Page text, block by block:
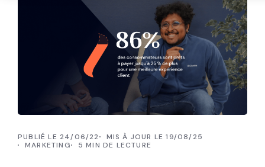
PUBLIÉ LE 24/06/22
MIS À JOUR LE 19/08/25
MARKETING
5 MIN DE LECTURE